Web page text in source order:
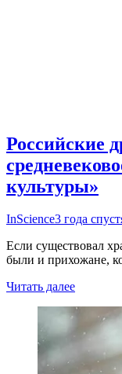
Российские
культуры»
InScience3 года
Если существовал
были и прихожане,
Читать далее